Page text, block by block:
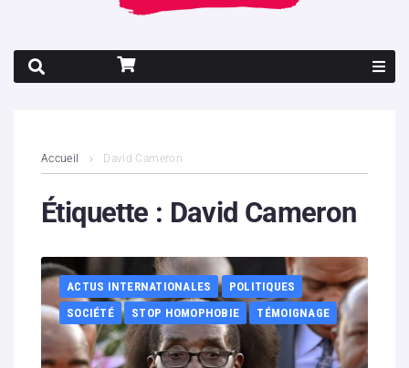
Contenus litigieux
Boutique
Partenaires
Accueil David Cameron
Étiquette : David Cameron
ACTUS INTERNATIONALES
POLITIQUES
SOCIÉTÉ
STOP HOMOPHOBIE TÉMOIGNAGE